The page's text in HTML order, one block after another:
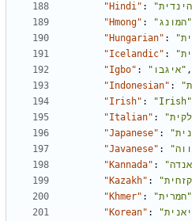
"Hindi" :
"Hmong" : "המונג"
"Hungarian" :
"Icelandic" :
"Igbo" : "איגבו" ,
"Indonesian" :
"Irish" : "Irish"
"Italian" :
"Japanese" :
"Javanese" :
"Kannada" :
"Kazakh" :
"Khmer" : "חמרית"
"Korean" :